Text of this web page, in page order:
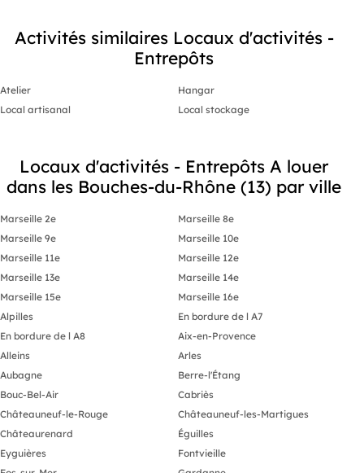
Activités similaires Locaux d'activités -
Entrepôts
Atelier
Hangar
Local artisanal
Local stockage
Locaux d'activités - Entrepôts A louer
dans les Bouches-du-Rhône (13) par ville
Marseille 2e
Marseille 8e
Marseille 9e
Marseille 10e
Marseille 11e
Marseille 12e
Marseille 13e
Marseille 14e
Marseille 15e
Marseille 16e
Alpilles
En bordure de l A7
En bordure de l A8
Aix-en-Provence
Alleins
Arles
Aubagne
Berre-l'Étang
Bouc-Bel-Air
Cabriès
Châteauneuf-le-Rouge
Châteauneuf-les-Martigues
Châteaurenard
Éguilles
Eyguières
Fontvieille